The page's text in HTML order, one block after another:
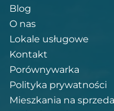
Blog
O nas
Lokale usługowe
Kontakt
Porównywarka
Polityka prywatności
Mieszkania na